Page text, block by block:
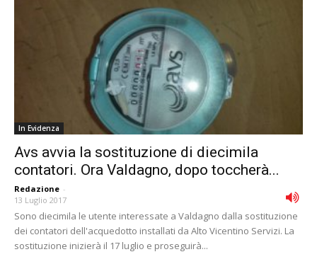
In Evidenza
Avs avvia la sostituzione di diecimila
contatori. Ora Valdagno, dopo toccherà...
Redazione -
13 Luglio 2017
Sono diecimila le utente interessate a Valdagno dalla sostituzione
dei contatori dell'acquedotto installati da Alto Vicentino Servizi. La
sostituzione inizierà il 17 luglio e proseguirà...